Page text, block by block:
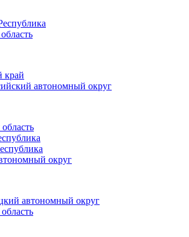
край
автономный округ
округ
автономный округ